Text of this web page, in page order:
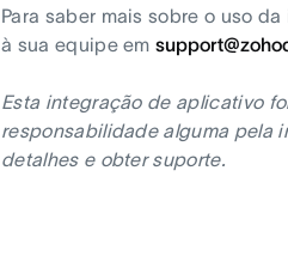
Para saber mais sobre o uso
à sua equipe em
Esta integração de aplicativo
responsabilidade alguma pela
detalhes e obter suporte.